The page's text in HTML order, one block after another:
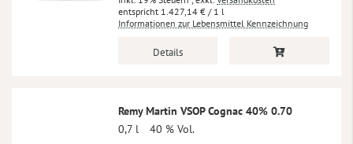
1.427,14 € / 1 l
Informationen zur Lebensmittel Kennzeichnung
Details
Remy Martin VSOP Cognac 40% 0.70
0,7 l
40 % Vol.